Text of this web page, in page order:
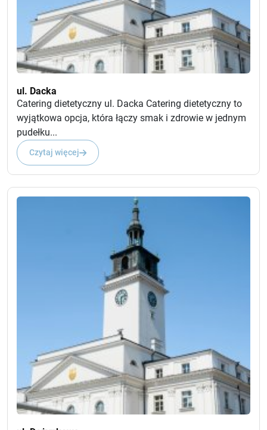
ul. Dacka
Catering dietetyczny ul. Dacka Catering dietetyczny to
wyjątkowa opcja, która łączy smak i zdrowie w jednym
pudełku...
Czytaj więcej